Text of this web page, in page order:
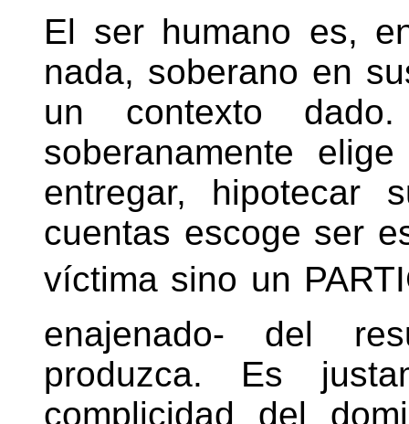
El ser humano es,
nada, soberano en
un contexto
soberanamente
entregar,
cuentas escoge ser
víctima sino un
enajenado- del
produzca. Es
complicidad del